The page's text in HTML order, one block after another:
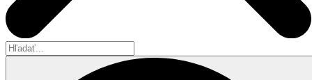
Hľadať...